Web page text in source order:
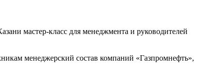
мастер-класс для менеджмента и руководителей
менеджерский состав компаний «Газпромнефть»,